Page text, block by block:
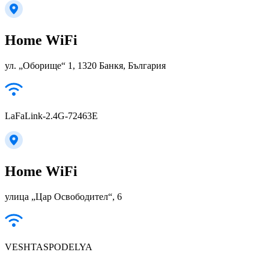
Home WiFi
ул. „Оборище“ 1, 1320 Банкя, България
LaFaLink-2.4G-72463E
Home WiFi
улица „Цар Освободител“, 6
VESHTASPODELYA